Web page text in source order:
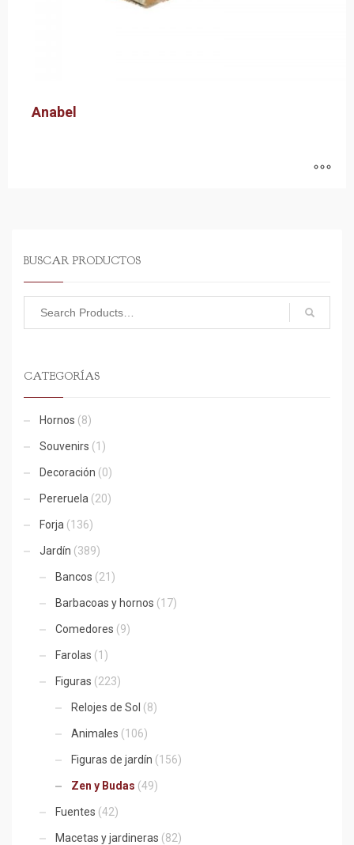
Anabel
BUSCAR PRODUCTOS
CATEGORÍAS
Hornos (8)
Souvenirs (1)
Decoración (0)
Pereruela (20)
Forja (136)
Jardín (389)
Bancos (21)
Barbacoas y hornos (17)
Comedores (9)
Farolas (1)
Figuras (223)
Relojes de Sol (8)
Animales (106)
Figuras de jardín (156)
Zen y Budas (49)
Fuentes (42)
Macetas y jardineras (82)